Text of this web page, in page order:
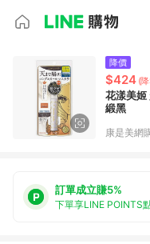
降價
$424 (
花漾美
緞黑
康是美網
訂單成立賺5%
下單享LINE POINTS